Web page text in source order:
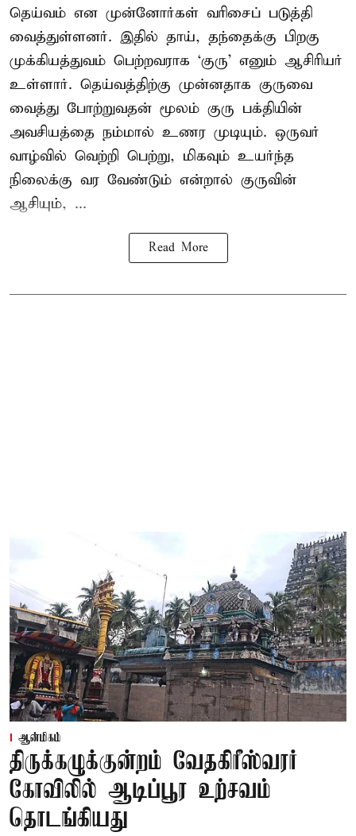
தெய்வம் என முன்னோர்கள் வரிசைப் படுத்தி
வைத்துள்ளனர். இதில் தாய், தந்தைக்கு பிறகு
முக்கியத்துவம் பெற்றவராக ‘குரு’ எனும் ஆசிரியர்
உள்ளார். தெய்வத்திற்கு முன்னதாக குருவை
வைத்து போற்றுவதன் மூலம் குரு பக்தியின்
அவசியத்தை நம்மால் உணர முடியும். ஒருவர்
வாழ்வில் வெற்றி பெற்று, மிகவும் உயர்ந்த
நிலைக்கு வர வேண்டும் என்றால் குருவின்
ஆசியும், ...
Read More
ஆன்மிகம்
திருக்கழுக்குன்றம் வேதகிரீஸ்வரர்
கோவிலில் ஆடிப்பூர உற்சவம்
தொடங்கியது